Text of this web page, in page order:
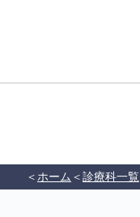
ホーム 診療科一覧